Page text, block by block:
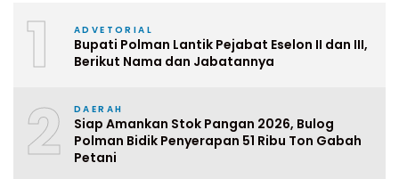
1 ADVETORIAL
Bupati Polman Lantik Pejabat Eselon II dan III,
Berikut Nama dan Jabatannya
2 DAERAH
Siap Amankan Stok Pangan 2026, Bulog
Polman Bidik Penyerapan 51 Ribu Ton Gabah
Petani